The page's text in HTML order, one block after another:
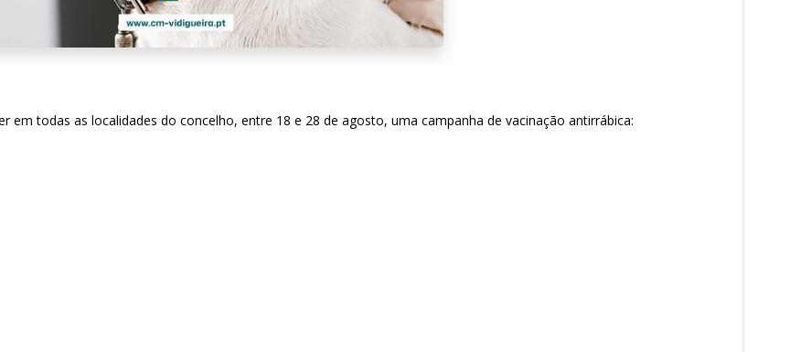
todas as localidades do concelho, entre 18 e 28 de agosto, uma campanha de vacinação antirrábica: